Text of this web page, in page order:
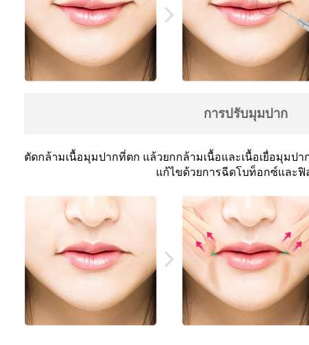
การปรับมุมปาก
ตัดกล้ามเนื้อมุมปากที่ตก แล้วยกกล้ามเนื้อและเนื้อเยื่อมุม
แก้ไขด้วยการฉีดโบท็อกซ์และฟิ